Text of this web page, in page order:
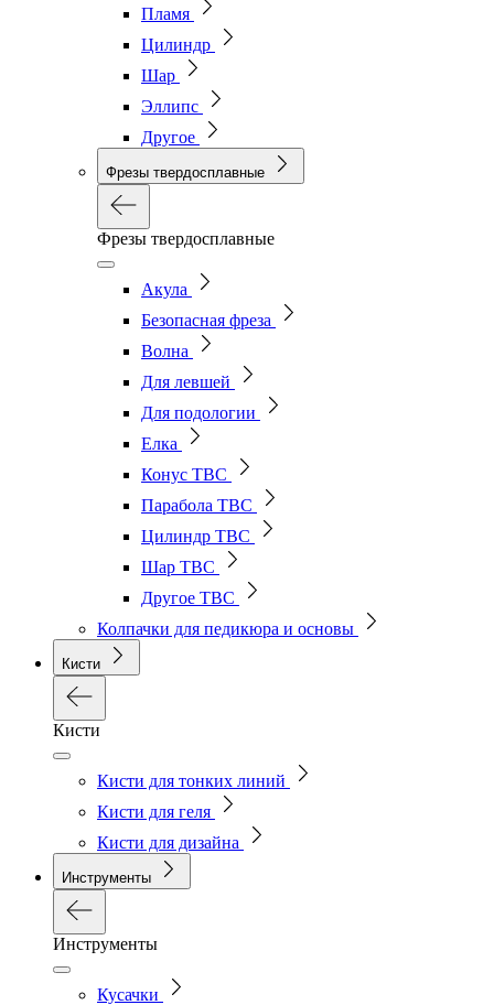
Пламя
Цилиндр
Шар
Эллипс
Другое
Фрезы твердосплавные
Фрезы твердосплавные
Акула
Безопасная фреза
Волна
Для левшей
Для подологии
Елка
Конус ТВС
Парабола ТВС
Цилиндр ТВС
Шар ТВС
Другое ТВС
Колпачки для педикюра и основы
Кисти
Кисти
Кисти для тонких линий
Кисти для геля
Кисти для дизайна
Инструменты
Инструменты
Кусачки